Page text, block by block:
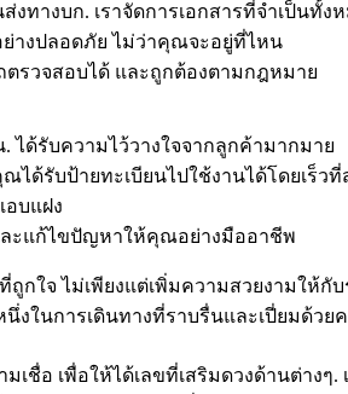
ทางบก. เราจัดการเอกสารที่จำเป็นทั้ง
ย่างปลอดภัย ไม่ว่าคุณจะอยู่ที่ไหน
รวจสอบได้ และถูกต้องตามกฎหมาย
ได้รับความไว้วางใจจากลูกค้ามากมาย
ได้รับป้ายทะเบียนไปใช้งานได้โดยเร็วที่
อบแฝง
ละแก้ไขปัญหาให้คุณอย่างมืออาชีพ
ที่ถูกใจ ไม่เพียงแต่เพิ่มความสวยงามให้
นึ่งในการเดินทางที่ราบรื่นและเปี่ยมด้ว
เพื่อให้ได้เลขที่เสริมดวงด้านต่างๆ.